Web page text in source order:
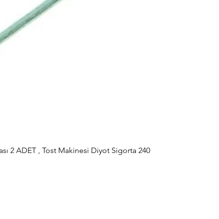
Hızlı Bakış
2 ADET , Tost Makinesi Diyot Sigorta 240